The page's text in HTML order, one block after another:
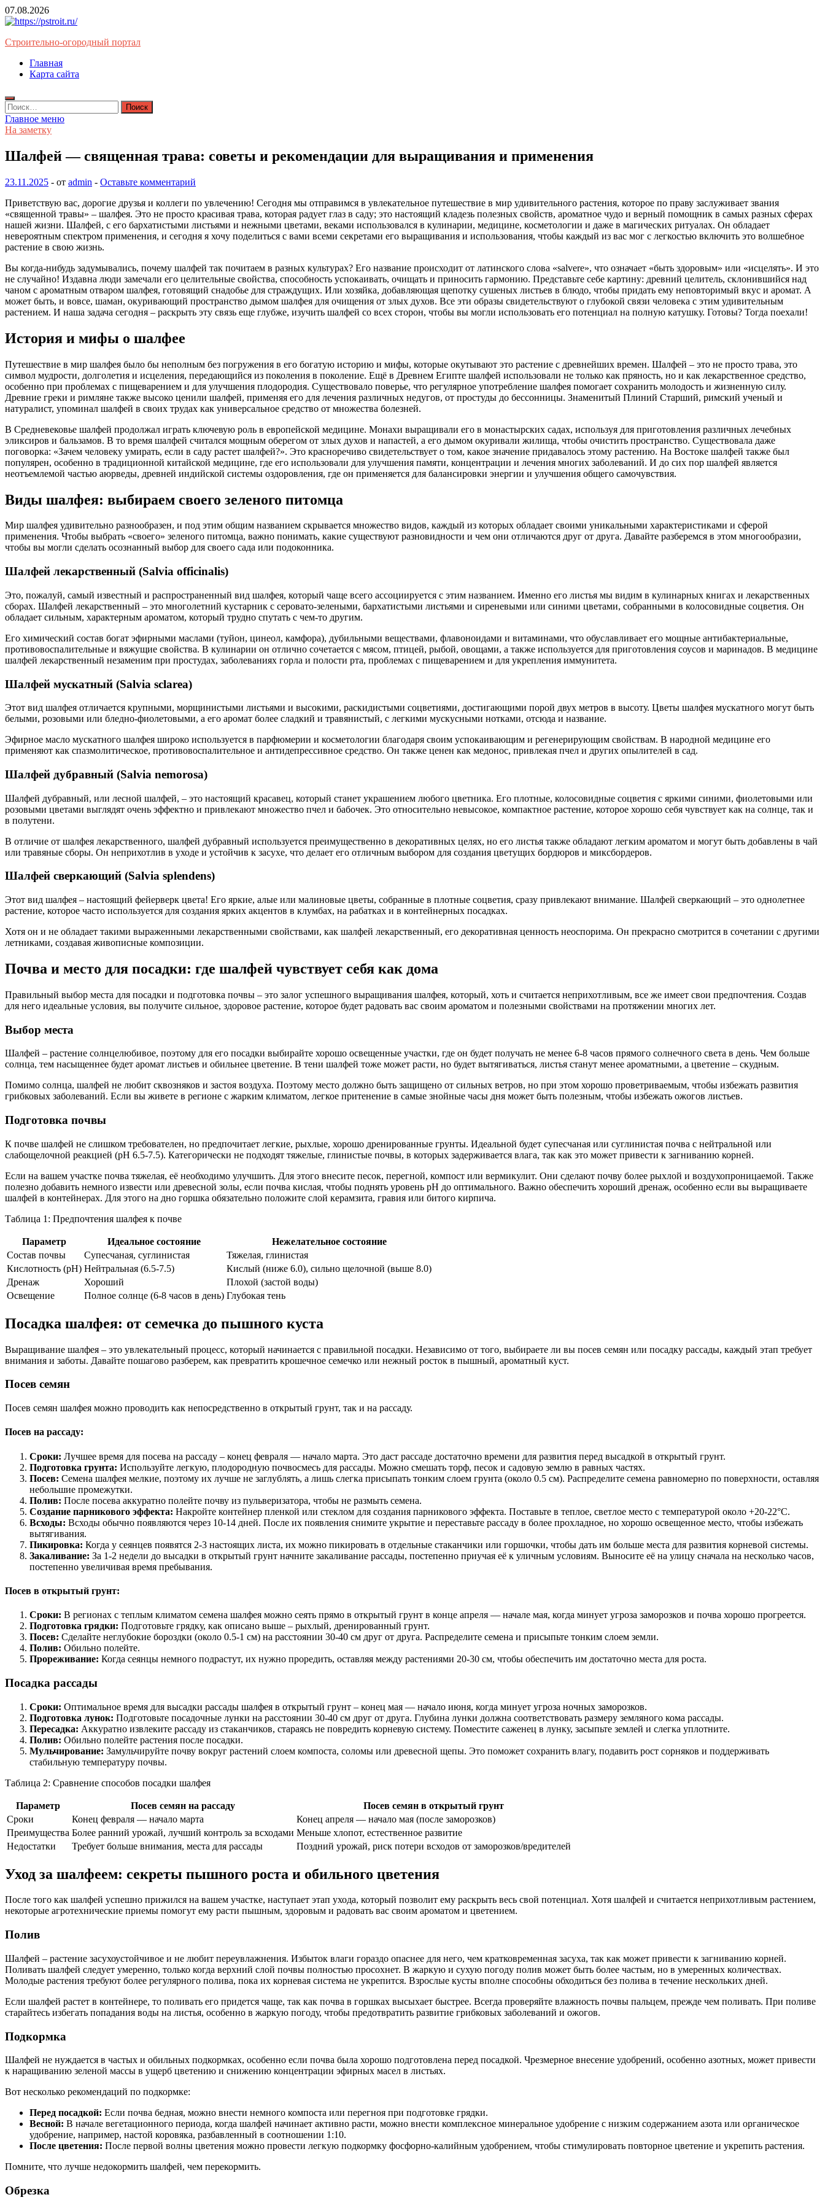
Перейти
к
07.08.2026
Строительно-огородный портал
Главная
Карта сайта
Найти:
Главное меню
На заметку
Шалфей — священная трава: советы и рекомендации для выращивания и применения
23.11.2025 - от admin - Оставьте комментарий
Приветствую вас, дорогие друзья и коллеги по увлечению! Сегодня мы отправимся в увлекательное путешествие в мир удивительного растения, которое по праву заслуживает звания
«священной травы» – шалфея. Это не просто красивая трава, которая радует глаз в саду; это настоящий кладезь полезных свойств, ароматное чудо и верный помощник в самых разных сферах
нашей жизни. Шалфей, с его бархатистыми листьями и нежными цветами, веками использовался в кулинарии, медицине, косметологии и даже в магических ритуалах. Он обладает
невероятным спектром применения, и сегодня я хочу поделиться с вами всеми секретами его выращивания и использования, чтобы каждый из вас мог с легкостью включить это волшебное
растение в свою жизнь.
Вы когда-нибудь задумывались, почему шалфей так почитаем в разных культурах? Его название происходит от латинского слова «salvere», что означает «быть здоровым» или «исцелять». И это
не случайно! Издавна люди замечали его целительные свойства, способность успокаивать, очищать и приносить гармонию. Представьте себе картину: древний целитель, склонившийся над
чаном с ароматным отваром шалфея, готовящий снадобье для страждущих. Или хозяйка, добавляющая щепотку сушеных листьев в блюдо, чтобы придать ему неповторимый вкус и аромат. А
может быть, и вовсе, шаман, окуривающий пространство дымом шалфея для очищения от злых духов. Все эти образы свидетельствуют о глубокой связи человека с этим удивительным
растением. И наша задача сегодня – раскрыть эту связь еще глубже, изучить шалфей со всех сторон, чтобы вы могли использовать его потенциал на полную катушку. Готовы? Тогда поехали!
История и мифы о шалфее
Путешествие в мир шалфея было бы неполным без погружения в его богатую историю и мифы, которые окутывают это растение с древнейших времен. Шалфей – это не просто трава, это
символ мудрости, долголетия и исцеления, передающийся из поколения в поколение. Ещё в Древнем Египте шалфей использовали не только как пряность, но и как лекарственное средство,
особенно при проблемах с пищеварением и для улучшения плодородия. Существовало поверье, что регулярное употребление шалфея помогает сохранить молодость и жизненную силу.
Древние греки и римляне также высоко ценили шалфей, применяя его для лечения различных недугов, от простуды до бессонницы. Знаменитый Плиний Старший, римский ученый и
натуралист, упоминал шалфей в своих трудах как универсальное средство от множества болезней.
В Средневековье шалфей продолжал играть ключевую роль в европейской медицине. Монахи выращивали его в монастырских садах, используя для приготовления различных лечебных
эликсиров и бальзамов. В то время шалфей считался мощным оберегом от злых духов и напастей, а его дымом окуривали жилища, чтобы очистить пространство. Существовала даже
поговорка: «Зачем человеку умирать, если в саду растет шалфей?». Это красноречиво свидетельствует о том, какое значение придавалось этому растению. На Востоке шалфей также был
популярен, особенно в традиционной китайской медицине, где его использовали для улучшения памяти, концентрации и лечения многих заболеваний. И до сих пор шалфей является
неотъемлемой частью аюрведы, древней индийской системы оздоровления, где он применяется для балансировки энергии и улучшения общего самочувствия.
Виды шалфея: выбираем своего зеленого питомца
Мир шалфея удивительно разнообразен, и под этим общим названием скрывается множество видов, каждый из которых обладает своими уникальными характеристиками и сферой
применения. Чтобы выбрать «своего» зеленого питомца, важно понимать, какие существуют разновидности и чем они отличаются друг от друга. Давайте разберемся в этом многообразии,
чтобы вы могли сделать осознанный выбор для своего сада или подоконника.
Шалфей лекарственный (Salvia officinalis)
Это, пожалуй, самый известный и распространенный вид шалфея, который чаще всего ассоциируется с этим названием. Именно его листья мы видим в кулинарных книгах и лекарственных
сборах. Шалфей лекарственный – это многолетний кустарник с серовато-зелеными, бархатистыми листьями и сиреневыми или синими цветами, собранными в колосовидные соцветия. Он
обладает сильным, характерным ароматом, который трудно спутать с чем-то другим.
Его химический состав богат эфирными маслами (туйон, цинеол, камфора), дубильными веществами, флавоноидами и витаминами, что обуславливает его мощные антибактериальные,
противовоспалительные и вяжущие свойства. В кулинарии он отлично сочетается с мясом, птицей, рыбой, овощами, а также используется для приготовления соусов и маринадов. В медицине
шалфей лекарственный незаменим при простудах, заболеваниях горла и полости рта, проблемах с пищеварением и для укрепления иммунитета.
Шалфей мускатный (Salvia sclarea)
Этот вид шалфея отличается крупными, морщинистыми листьями и высокими, раскидистыми соцветиями, достигающими порой двух метров в высоту. Цветы шалфея мускатного могут быть
белыми, розовыми или бледно-фиолетовыми, а его аромат более сладкий и травянистый, с легкими мускусными нотками, отсюда и название.
Эфирное масло мускатного шалфея широко используется в парфюмерии и косметологии благодаря своим успокаивающим и регенерирующим свойствам. В народной медицине его
применяют как спазмолитическое, противовоспалительное и антидепрессивное средство. Он также ценен как медонос, привлекая пчел и других опылителей в сад.
Шалфей дубравный (Salvia nemorosa)
Шалфей дубравный, или лесной шалфей, – это настоящий красавец, который станет украшением любого цветника. Его плотные, колосовидные соцветия с яркими синими, фиолетовыми или
розовыми цветами выглядят очень эффектно и привлекают множество пчел и бабочек. Это относительно невысокое, компактное растение, которое хорошо себя чувствует как на солнце, так и
в полутени.
В отличие от шалфея лекарственного, шалфей дубравный используется преимущественно в декоративных целях, но его листья также обладают легким ароматом и могут быть добавлены в чай
или травяные сборы. Он неприхотлив в уходе и устойчив к засухе, что делает его отличным выбором для создания цветущих бордюров и миксбордеров.
Шалфей сверкающий (Salvia splendens)
Этот вид шалфея – настоящий фейерверк цвета! Его яркие, алые или малиновые цветы, собранные в плотные соцветия, сразу привлекают внимание. Шалфей сверкающий – это однолетнее
растение, которое часто используется для создания ярких акцентов в клумбах, на рабатках и в контейнерных посадках.
Хотя он и не обладает такими выраженными лекарственными свойствами, как шалфей лекарственный, его декоративная ценность неоспорима. Он прекрасно смотрится в сочетании с другими
летниками, создавая живописные композиции.
Почва и место для посадки: где шалфей чувствует себя как дома
Правильный выбор места для посадки и подготовка почвы – это залог успешного выращивания шалфея, который, хоть и считается неприхотливым, все же имеет свои предпочтения. Создав
для него идеальные условия, вы получите сильное, здоровое растение, которое будет радовать вас своим ароматом и полезными свойствами на протяжении многих лет.
Выбор места
Шалфей – растение солнцелюбивое, поэтому для его посадки выбирайте хорошо освещенные участки, где он будет получать не менее 6-8 часов прямого солнечного света в день. Чем больше
солнца, тем насыщеннее будет аромат листьев и обильнее цветение. В тени шалфей тоже может расти, но будет вытягиваться, листья станут менее ароматными, а цветение – скудным.
Помимо солнца, шалфей не любит сквозняков и застоя воздуха. Поэтому место должно быть защищено от сильных ветров, но при этом хорошо проветриваемым, чтобы избежать развития
грибковых заболеваний. Если вы живете в регионе с жарким климатом, легкое притенение в самые знойные часы дня может быть полезным, чтобы избежать ожогов листьев.
Подготовка почвы
К почве шалфей не слишком требователен, но предпочитает легкие, рыхлые, хорошо дренированные грунты. Идеальной будет супесчаная или суглинистая почва с нейтральной или
слабощелочной реакцией (pH 6.5-7.5). Категорически не подходят тяжелые, глинистые почвы, в которых задерживается влага, так как это может привести к загниванию корней.
Если на вашем участке почва тяжелая, её необходимо улучшить. Для этого внесите песок, перегной, компост или вермикулит. Они сделают почву более рыхлой и воздухопроницаемой. Также
полезно добавить немного извести или древесной золы, если почва кислая, чтобы поднять уровень pH до оптимального. Важно обеспечить хороший дренаж, особенно если вы выращиваете
шалфей в контейнерах. Для этого на дно горшка обязательно положите слой керамзита, гравия или битого кирпича.
Таблица 1: Предпочтения шалфея к почве
Параметр Идеальное состояние
Нежелательное состояние
Состав почвы
Супесчаная, суглинистая
Тяжелая, глинистая
Кислотность (pH) Нейтральная (6.5-7.5)
Кислый (ниже 6.0), сильно щелочной (выше 8.0)
Дренаж
Хороший
Плохой (застой воды)
Освещение
Полное солнце (6-8 часов в день) Глубокая тень
Посадка шалфея: от семечка до пышного куста
Выращивание шалфея – это увлекательный процесс, который начинается с правильной посадки. Независимо от того, выбираете ли вы посев семян или посадку рассады, каждый этап требует
внимания и заботы. Давайте пошагово разберем, как превратить крошечное семечко или нежный росток в пышный, ароматный куст.
Посев семян
Посев семян шалфея можно проводить как непосредственно в открытый грунт, так и на рассаду.
Посев на рассаду:
Сроки: Лучшее время для посева на рассаду – конец февраля — начало марта. Это даст рассаде достаточно времени для развития перед высадкой в открытый грунт.
Подготовка грунта: Используйте легкую, плодородную почвосмесь для рассады. Можно смешать торф, песок и садовую землю в равных частях.
Посев: Семена шалфея мелкие, поэтому их лучше не заглублять, а лишь слегка присыпать тонким слоем грунта (около 0.5 см). Распределите семена равномерно по поверхности, оставляя
небольшие промежутки.
Полив: После посева аккуратно полейте почву из пульверизатора, чтобы не размыть семена.
Создание парникового эффекта: Накройте контейнер пленкой или стеклом для создания парникового эффекта. Поставьте в теплое, светлое место с температурой около +20-22°C.
Всходы: Всходы обычно появляются через 10-14 дней. После их появления снимите укрытие и переставьте рассаду в более прохладное, но хорошо освещенное место, чтобы избежать
вытягивания.
Пикировка: Когда у сеянцев появятся 2-3 настоящих листа, их можно пикировать в отдельные стаканчики или горшочки, чтобы дать им больше места для развития корневой системы.
Закаливание: За 1-2 недели до высадки в открытый грунт начните закаливание рассады, постепенно приучая её к уличным условиям. Выносите её на улицу сначала на несколько часов,
постепенно увеличивая время пребывания.
Посев в открытый грунт:
Сроки: В регионах с теплым климатом семена шалфея можно сеять прямо в открытый грунт в конце апреля — начале мая, когда минует угроза заморозков и почва хорошо прогреется.
Подготовка грядки: Подготовьте грядку, как описано выше – рыхлый, дренированный грунт.
Посев: Сделайте неглубокие бороздки (около 0.5-1 см) на расстоянии 30-40 см друг от друга. Распределите семена и присыпьте тонким слоем земли.
Полив: Обильно полейте.
Прореживание: Когда сеянцы немного подрастут, их нужно проредить, оставляя между растениями 20-30 см, чтобы обеспечить им достаточно места для роста.
Посадка рассады
Сроки: Оптимальное время для высадки рассады шалфея в открытый грунт – конец мая — начало июня, когда минует угроза ночных заморозков.
Подготовка лунок: Подготовьте посадочные лунки на расстоянии 30-40 см друг от друга. Глубина лунки должна соответствовать размеру земляного кома рассады.
Пересадка: Аккуратно извлеките рассаду из стаканчиков, стараясь не повредить корневую систему. Поместите саженец в лунку, засыпьте землей и слегка уплотните.
Полив: Обильно полейте растения после посадки.
Мульчирование: Замульчируйте почву вокруг растений слоем компоста, соломы или древесной щепы. Это поможет сохранить влагу, подавить рост сорняков и поддерживать
стабильную температуру почвы.
Таблица 2: Сравнение способов посадки шалфея
Параметр Посев семян на рассаду
Посев семян в открытый грунт
Сроки
Конец февраля — начало марта
Конец апреля — начало мая (после заморозков)
Преимущества Более ранний урожай, лучший контроль за всходами Меньше хлопот, естественное развитие
Недостатки
Требует больше внимания, места для рассады Поздний урожай, риск потери всходов от заморозков/вредителей
Уход за шалфеем: секреты пышного роста и обильного цветения
После того как шалфей успешно прижился на вашем участке, наступает этап ухода, который позволит ему раскрыть весь свой потенциал. Хотя шалфей и считается неприхотливым растением,
некоторые агротехнические приемы помогут ему расти пышным, здоровым и радовать вас своим ароматом и цветением.
Полив
Шалфей – растение засухоустойчивое и не любит переувлажнения. Избыток влаги гораздо опаснее для него, чем кратковременная засуха, так как может привести к загниванию корней.
Поливать шалфей следует умеренно, только когда верхний слой почвы полностью просохнет. В жаркую и сухую погоду полив может быть более частым, но в умеренных количествах.
Молодые растения требуют более регулярного полива, пока их корневая система не укрепится. Взрослые кусты вполне способны обходиться без полива в течение нескольких дней.
Если шалфей растет в контейнере, то поливать его придется чаще, так как почва в горшках высыхает быстрее. Всегда проверяйте влажность почвы пальцем, прежде чем поливать. При поливе
старайтесь избегать попадания воды на листья, особенно в жаркую погоду, чтобы предотвратить развитие грибковых заболеваний и ожогов.
Подкормка
Шалфей не нуждается в частых и обильных подкормках, особенно если почва была хорошо подготовлена перед посадкой. Чрезмерное внесение удобрений, особенно азотных, может привести
к наращиванию зеленой массы в ущерб цветению и снижению концентрации эфирных масел в листьях.
Вот несколько рекомендаций по подкормке:
Перед посадкой: Если почва бедная, можно внести немного компоста или перегноя при подготовке грядки.
Весной: В начале вегетационного периода, когда шалфей начинает активно расти, можно внести комплексное минеральное удобрение с низким содержанием азота или органическое
удобрение, например, настой коровяка, разбавленный в соотношении 1:10.
После цветения: После первой волны цветения можно провести легкую подкормку фосфорно-калийным удобрением, чтобы стимулировать повторное цветение и укрепить растения.
Помните, что лучше недокормить шалфей, чем перекормить.
Обрезка